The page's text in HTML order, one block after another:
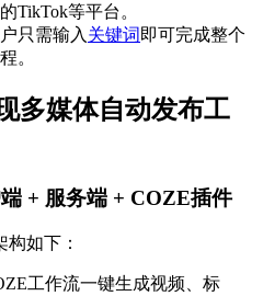
TikTok等平台。
只需输入 关键词 即可完成整个
。
多媒体自动发布工
端 + 服务端 + COZE插件
如下：
工作流一键生成视频、标